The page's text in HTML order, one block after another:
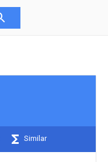
Similar